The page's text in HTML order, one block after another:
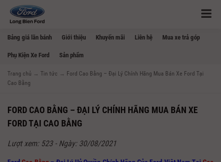
Bảng giá lăn bánh Giới thiệu Khuyến mãi Liên hệ Mua xe trả góp
Phụ Kiện Xe Ford Sản phẩm
Trang chủ → Tin tức → Ford Cao Bằng – Đại Lý Chính Hãng Mua Bán Xe Ford Tại
Cao Bằng
FORD CAO BẰNG – ĐẠI LÝ CHÍNH HÃNG MUA BÁN XE
FORD TẠI CAO BẰNG
Lượt xem: 523 - Ngày: 30/08/2021